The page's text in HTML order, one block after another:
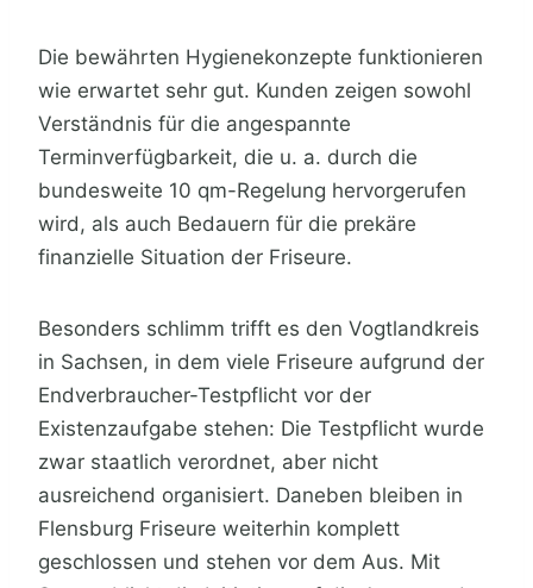
Die bewährten Hygienekonzepte funktionieren
wie erwartet sehr gut. Kunden zeigen sowohl
Verständnis für die angespannte
Terminverfügbarkeit, die u. a. durch die
bundesweite 10 qm-Regelung hervorgerufen
wird, als auch Bedauern für die prekäre
finanzielle Situation der Friseure.
Besonders schlimm trifft es den Vogtlandkreis
in Sachsen, in dem viele Friseure aufgrund der
Endverbraucher-Testpflicht vor der
Existenzaufgabe stehen: Die Testpflicht wurde
zwar staatlich verordnet, aber nicht
ausreichend organisiert. Daneben bleiben in
Flensburg Friseure weiterhin komplett
geschlossen und stehen vor dem Aus. Mit